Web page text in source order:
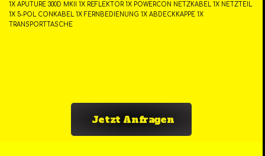
1X APUTURE 300D MKII 1X REFLEKTOR 1X POWERCON NETZKABEL 1X NETZTEIL
1X 5-POL CONKABEL 1X FERNBEDIENUNG 1X ABDECKKAPPE 1X
TRANSPORTTASCHE
Jetzt Anfragen